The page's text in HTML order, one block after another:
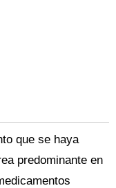
que se haya
predominante en